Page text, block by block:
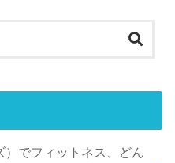
でフィットネス、どん